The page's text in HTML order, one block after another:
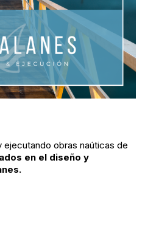
obras naúticas de
en el diseño y